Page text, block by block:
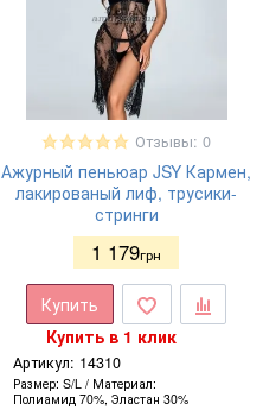
Отзывы: 0
Ажурный пеньюар JSY Кармен,
лакированый лиф, трусики-
стринги
1 179грн
Купить
Купить в 1 клик
Артикул: 14310
Размер S/L
Материал
Полиамид 70%, Эластан 30%